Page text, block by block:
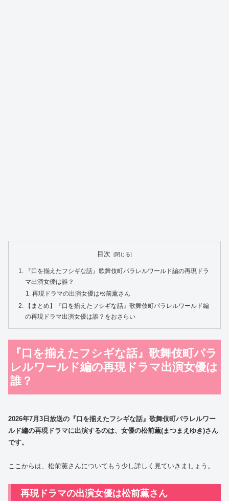
目次
『口を揃えたフシギな話』歌舞伎町パラレルワールド編の再現ドラ
マ出演女優は誰？
再現ドラマの出演女優は松前薫さん
【まとめ】『口を揃えたフシギな話』歌舞伎町パラレルワールド編
の再現ドラマ出演女優は誰？をおさらい
『口を揃えたフシギな話』歌舞伎町パラ
レルワールド編の再現ドラマ出演女優は
誰？
2026年7月3日放送の『口を揃えたフシギな話』歌舞伎町パラレルワー
ルド編の再現ドラマに出演するのは、女優の松前薫(まつまえゆき)さん
です。
ここからは、松前薫さんについてもう少し詳しく見ていきましょう。
再現ドラマの出演女優は松前薫さん